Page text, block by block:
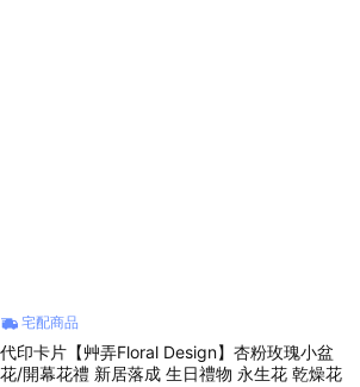
宅配商品
代印卡片【艸弄Floral Design】杏粉玫瑰小盆
花/開幕花禮 新居落成 生日禮物 永生花 乾燥花